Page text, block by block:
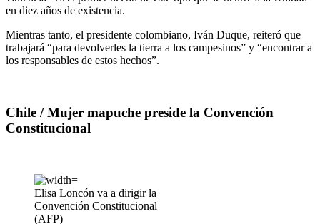
en diez años de existencia.
Mientras tanto, el presidente colombiano, Iván Duque, reiteró que
trabajará “para devolverles la tierra a los campesinos” y “encontrar a
los responsables de estos hechos”.
Chile / Mujer mapuche preside la Convención
Constitucional
Elisa Loncón va a dirigir la
Convención Constitucional
(AFP)